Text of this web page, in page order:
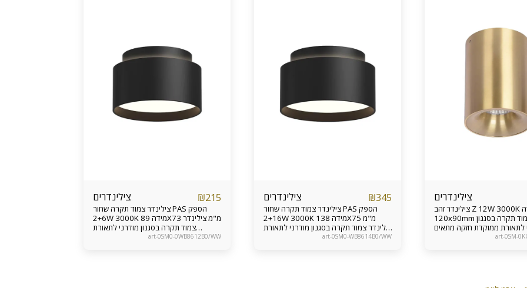
צילינדרים ₪215
צילינדר צמוד תקרה שחור PAS הספק
2+6W 3000K מידה 89X73 מ"מ צילינדר
צמוד תקרה בסגנון מודרני לתאורת
ממוקדת חזקה מתאים לכניסה לבית,
art-0SM0-0WB8612B0/WW
צילינדרים ₪345
צילינדר צמוד תקרה שחור PAS הספק
2+16W 3000K מידה 138X75 מ"מ
צילינדר צמוד תקרה בסגנון מודרני לתאורת
ממוקדת חזקה מתאים לכניסה לבית,
art-0SM0-WB8614B0/WW
צילינדרים
צילינדר זהב Z 12W 3000K מידה
120x90mm צילינדר צמוד תקרה בסגנון
לתאורת ממוקדת חזקה מתאים
מעברים, פרוזדור, שירותים
art-0SM-